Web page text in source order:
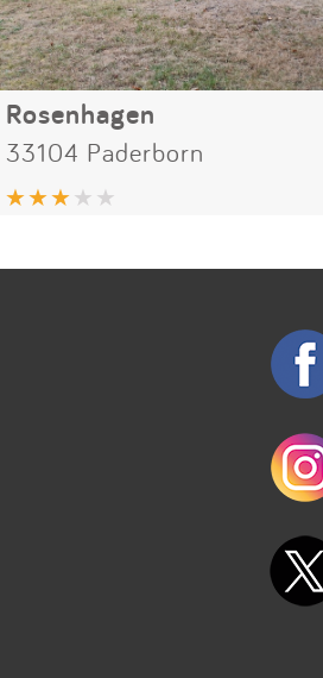
Rosenhagen
33104 Paderborn